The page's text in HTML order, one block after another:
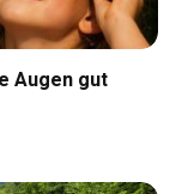
Augen gut